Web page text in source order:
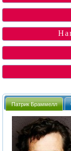
Патрик Браммелл